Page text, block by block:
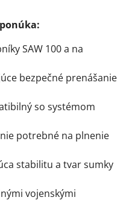
SAW 100 a na
bezpečné prenášanie
so systémom
potrebné na plnenie
stabilitu a tvar sumky
vojenskými